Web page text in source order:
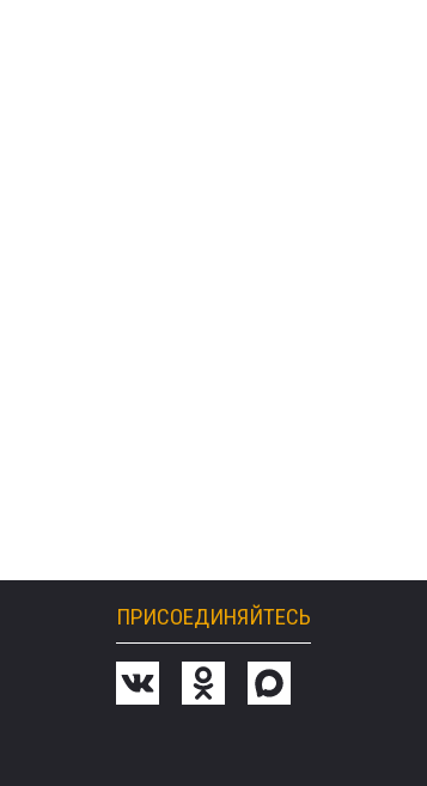
ПРИСОЕДИНЯЙТЕСЬ